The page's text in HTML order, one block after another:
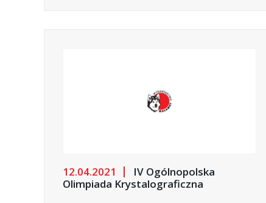
odpowiada na aktualne wymagania rynku,
12.04.2021
IV Ogólnopolska
Olimpiada Krystalograficzna